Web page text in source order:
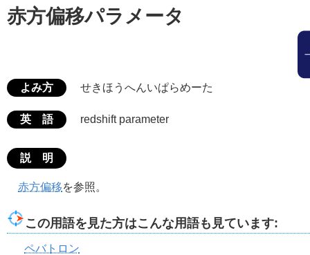
赤方偏移パラメータ
よみ方 せきほうへんいぱらめーた
英 語 redshift parameter
説 明
赤方偏移を参照。
この用語を見た方はこんな用語も見ています:
ペバトロン